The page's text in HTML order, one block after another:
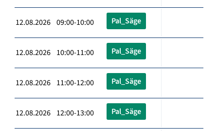
12.08.2026 09:00-10:00 Pal_Säge
12.08.2026 10:00-11:00 Pal_Säge
12.08.2026 11:00-12:00 Pal_Säge
12.08.2026 12:00-13:00 Pal_Säge